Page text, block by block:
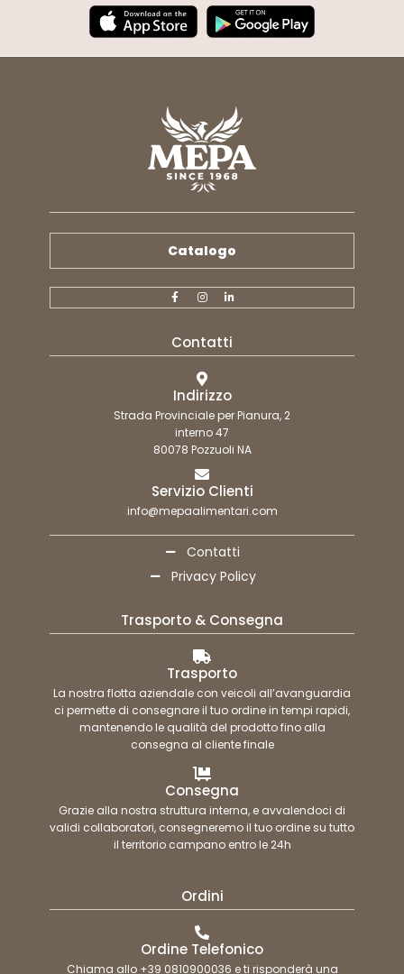
Catalogo
Contatti
Indirizzo
Strada Provinciale per Pianura, 2
interno 47
80078 Pozzuoli NA
Servizio Clienti
info@mepaalimentari.com
Contatti
Privacy Policy
Trasporto & Consegna
Trasporto
La nostra flotta aziendale con veicoli all’avanguardia
ci permette di consegnare il tuo ordine in tempi rapidi,
mantenendo le qualità del prodotto fino alla
consegna al cliente finale
Consegna
Grazie alla nostra struttura interna, e avvalendoci di
validi collaboratori, consegneremo il tuo ordine su tutto
il territorio campano entro le 24h
Ordini
Ordine Telefonico
Chiama allo +39 0810900036 e ti risponderà una